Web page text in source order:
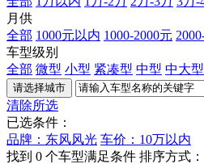
月供
全部 1000元以内 1000-2000元
车型级别
全部 微型 小型 紧凑型 中型 中大型
清除所选
已选条件：
品牌：东风风光 车价：10万以内
找到 0 个车型满足条件 排序方式：